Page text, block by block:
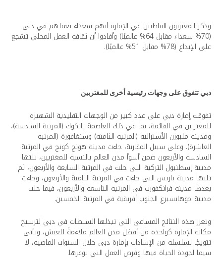
وذكر المغتربون القاطنين في الإمارة أنهم سعداء بعملهم في دبي
(70% سعداء مقابل 64% عالميًا) وأفادوا أن ثقافة العمل المحلي تشجع
على الإبداع (78% مقابل 51% عالميًا).
دبي تتفوق على وجهات رئيسية أخرى للمغتربين
تفوقت إمارة دبي على عدد كبير من الوجهات التقليدية الشهيرة
للمغتربين في القائمة، بما في ذلك العاصمة بانكوك (المرتبة السادسة)،
ومدينة ملبورن الأسترالية (المرتبة الثامنة) وسنغافورة (المرتبة
العاشرة). وعلى سبيل المقارنة، جاءت مدينة هونج كونج في المرتبة
السادسة والأربعون ضمن أسوأ مدن العالم بالنسبة للمغتربين، تلتها
مدينة إسطنبول التركية التي حلت في المرتبة السابعة والأربعون، ثم
تلتها مدينة باريس التي جاءت في المرتبة الثامنة والأربعون، وجاءت
بعدها مدينة فرانكفورت في المرتبة التاسعة والأربعون، فيما حلت
مدينة جوهانسبرغ الجنوب أفريقية في المرتبة الخمسين.
وتعزز هذه النتائج المساعي التي تبذلها السلطات في دبي لترسيخ
مكانة الإمارة كواحدة من أفضل مدن العالم ملاءمةً للعيش، وتأتي
تتويجًا لسلسلة من الإشادات بإمارة دبي خلال السنوات الماضية، لا
سيما لجودة الحياة فيها وفرص العمل التي توفرها.